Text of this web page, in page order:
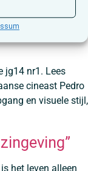
is een reeks
jg14 nr1. Lees
cineast Pedro
en visuele stijl,
het leven alleen